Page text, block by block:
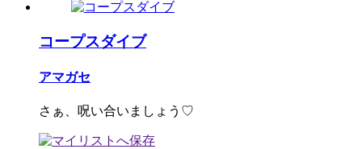
コープスダイブ
アマガセ
さぁ、呪い合いましょう♡